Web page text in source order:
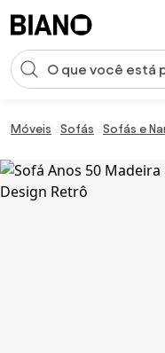
Entrada de pesquisa
Móveis Sofás Sofás e